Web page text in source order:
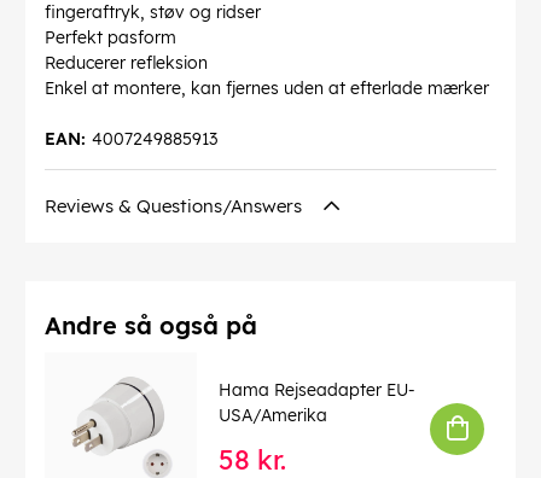
fingeraftryk, støv og ridser
Perfekt pasform
Reducerer refleksion
Enkel at montere, kan fjernes uden at efterlade mærker
4007249885913
EAN:
Reviews & Questions/Answers
Andre så også på
Hama Rejseadapter EU-
USA/Amerika
58 kr.